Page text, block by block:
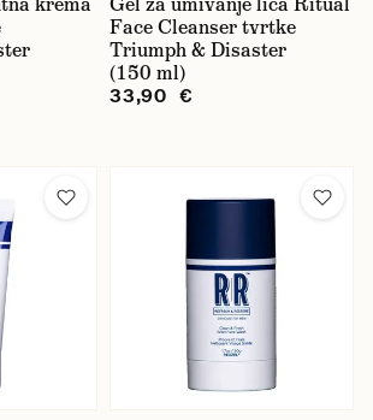
Face Cleanser tvrtke
Triumph & Disaster
(150 ml)
33,90 €